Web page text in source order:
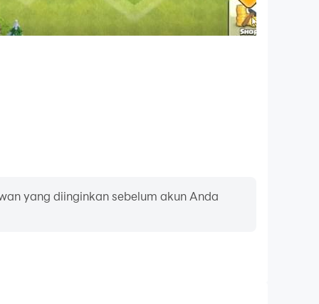
yang diinginkan sebelum akun Anda